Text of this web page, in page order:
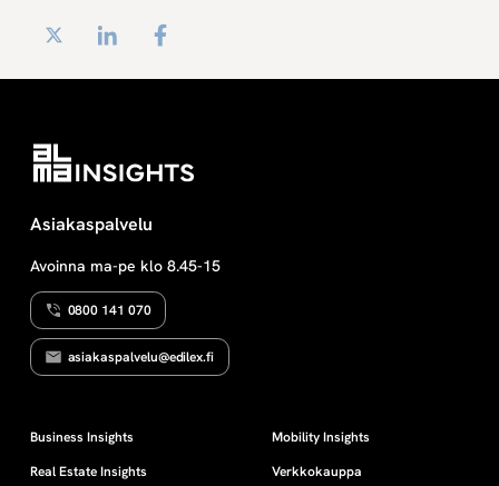
Twitter LinkedIn
Asiakaspalvelu
Avoinna ma-pe klo 8.45-15
0800 141 070
asiakaspalvelu@edilex.fi
Business Insights
Real Estate Insights
Mobility Insights
Verkkokauppa